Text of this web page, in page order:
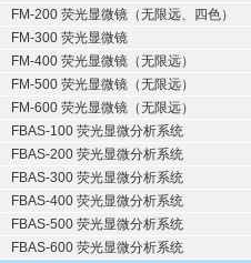
FM-200 荧光显微镜（无限远、四色）
FM-300 荧光显微镜
FM-400 荧光显微镜（无限远）
FM-500 荧光显微镜（无限远）
FM-600 荧光显微镜（无限远）
FBAS-100 荧光显微分析系统
FBAS-200 荧光显微分析系统
FBAS-300 荧光显微分析系统
FBAS-400 荧光显微分析系统
FBAS-500 荧光显微分析系统
FBAS-600 荧光显微分析系统